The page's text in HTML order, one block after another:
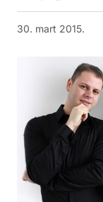
30. mart 2015.